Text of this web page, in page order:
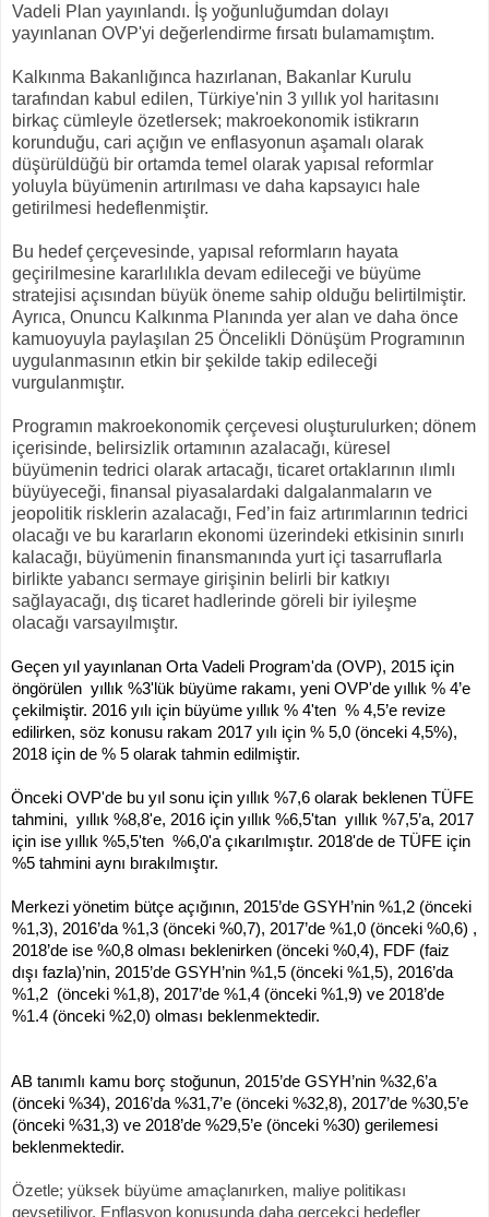
Vadeli Plan yayınlandı. İş yoğunluğumdan dolayı
yayınlanan OVP'yi değerlendirme fırsatı bulamamıştım.
Kalkınma Bakanlığınca hazırlanan, Bakanlar Kurulu
tarafından kabul edilen, Türkiye'nin 3 yıllık yol haritasını
birkaç cümleyle özetlersek; makroekonomik istikrarın
korunduğu, cari açığın ve enflasyonun aşamalı olarak
düşürüldüğü bir ortamda temel olarak yapısal reformlar
yoluyla büyümenin artırılması ve daha kapsayıcı hale
getirilmesi hedeflenmiştir.
Bu hedef çerçevesinde, yapısal reformların hayata
geçirilmesine kararlılıkla devam edileceği ve büyüme
stratejisi açısından büyük öneme sahip olduğu belirtilmiştir.
Ayrıca, Onuncu Kalkınma Planında yer alan ve daha önce
kamuoyuyla paylaşılan 25 Öncelikli Dönüşüm Programının
uygulanmasının etkin bir şekilde takip edileceği
vurgulanmıştır.
Programın makroekonomik çerçevesi oluşturulurken; dönem
içerisinde, belirsizlik ortamının azalacağı, küresel
büyümenin tedrici olarak artacağı, ticaret ortaklarının ılımlı
büyüyeceği, finansal piyasalardaki dalgalanmaların ve
jeopolitik risklerin azalacağı, Fed’in faiz artırımlarının tedrici
olacağı ve bu kararların ekonomi üzerindeki etkisinin sınırlı
kalacağı, büyümenin finansmanında yurt içi tasarruflarla
birlikte yabancı sermaye girişinin belirli bir katkıyı
sağlayacağı, dış ticaret hadlerinde göreli bir iyileşme
olacağı varsayılmıştır.
Geçen yıl yayınlanan Orta Vadeli Program'da (OVP), 2015 için
öngörülen yıllık %3'lük büyüme rakamı, yeni OVP'de yıllık % 4’e
çekilmiştir. 2016 yılı için büyüme yıllık % 4'ten % 4,5’e revize
edilirken, söz konusu rakam 2017 yılı için % 5,0 (önceki 4,5%),
2018 için de % 5 olarak tahmin edilmiştir.
Önceki OVP'de bu yıl sonu için yıllık %7,6 olarak beklenen TÜFE
tahmini, yıllık %8,8'e, 2016 için yıllık %6,5'tan yıllık %7,5’a, 2017
için ise yıllık %5,5'ten %6,0'a çıkarılmıştır. 2018'de de TÜFE için
%5 tahmini aynı bırakılmıştır.
Merkezi yönetim bütçe açığının, 2015’de GSYH’nin %1,2 (önceki
%1,3), 2016’da %1,3 (önceki %0,7), 2017’de %1,0 (önceki %0,6) ,
2018’de ise %0,8 olması beklenirken (önceki %0,4), FDF (faiz
dışı fazla)’nin, 2015’de GSYH’nin %1,5 (önceki %1,5), 2016’da
%1,2 (önceki %1,8), 2017’de %1,4 (önceki %1,9) ve 2018’de
%1.4 (önceki %2,0) olması beklenmektedir.
AB tanımlı kamu borç stoğunun, 2015’de GSYH’nin %32,6’a
(önceki %34), 2016’da %31,7’e (önceki %32,8), 2017’de %30,5’e
(önceki %31,3) ve 2018’de %29,5’e (önceki %30) gerilemesi
beklenmektedir.
yüksek büyüme amaçlanırken, maliye politikası
gevşetiliyor. Enflasyon konusunda daha gerçekçi hedefler